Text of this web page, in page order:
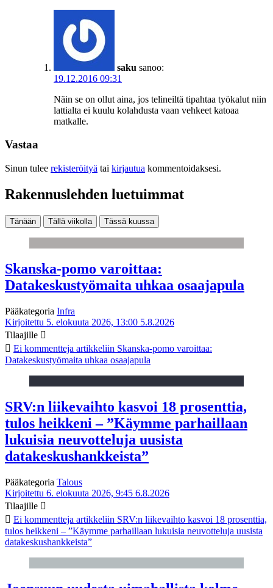
saku sanoo:
19.12.2016 09:31
Näin se on ollut aina, jos telineiltä tipahtaa työkalut niin
lattialta ei kuulu kolahdusta vaan vehkeet katoaa
matkalle.
Vastaa
Sinun tulee rekisteröityä tai kirjautua kommentoidaksesi.
Rakennuslehden luetuimmat
Tänään Tällä viikolla Tässä kuussa
Skanska-pomo varoittaa:
Datakeskustyömaita uhkaa osaajapula
Pääkategoria Infra
Kirjoitettu 5. elokuuta 2026, 13:00 5.8.2026
Tilaajille
Ei kommentteja artikkeliin Skanska-pomo varoittaa:
Datakeskustyömaita uhkaa osaajapula
SRV:n liikevaihto kasvoi 18 prosenttia,
tulos heikkeni – ”Käymme parhaillaan
lukuisia neuvotteluja uusista
datakeskushankkeista”
Pääkategoria Talous
Kirjoitettu 6. elokuuta 2026, 9:45 6.8.2026
Tilaajille
Ei kommentteja artikkeliin SRV:n liikevaihto kasvoi 18 prosenttia,
tulos heikkeni – ”Käymme parhaillaan lukuisia neuvotteluja uusista
datakeskushankkeista”